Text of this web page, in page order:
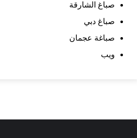
صباغ الشارقة
صباغ دبي
صباغة عجمان
ويب